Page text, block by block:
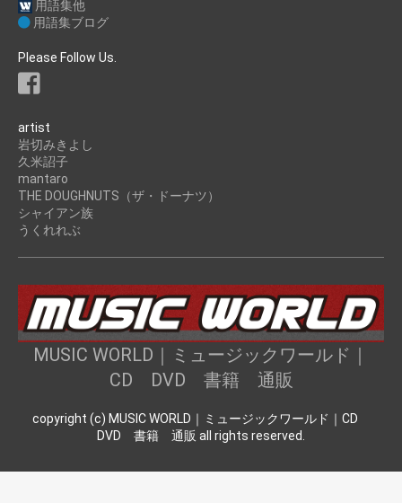
用語集他
用語集ブログ
Please Follow Us.
artist
岩切みきよし
久米詔子
mantaro
THE DOUGHNUTS（ザ・ドーナツ）
シャイアン族
うくれれぶ
MUSIC WORLD｜ミュージックワールド｜
CD DVD 書籍 通販
copyright (c) MUSIC WORLD｜ミュージックワールド｜CD
DVD 書籍 通販 all rights reserved.